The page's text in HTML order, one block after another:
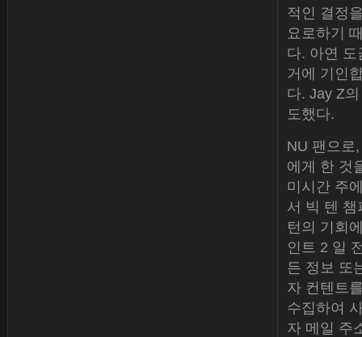
적인 결정
요로하기
다. 아연
거에 기인
다. Jay Z
도했다.
NU 팬으로
에게 한 것
미시간 주
서 빅 텐
턴의 기회
인트 2 일
든 정보 또
자 컨텐트
수집하여
자 메일 주